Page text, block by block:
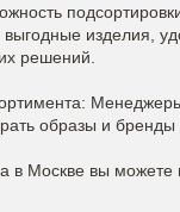
изделия,
решений.
образы и бренды
в Москве вы можете